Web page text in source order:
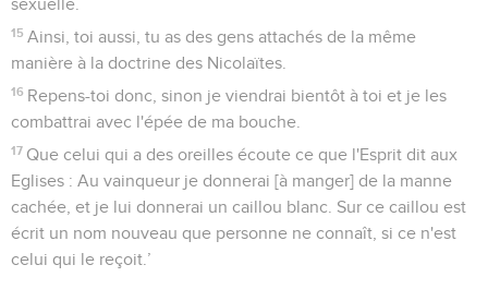
sexuelle.
15 Ainsi, toi aussi, tu as des gens attachés de la même
manière à la doctrine des Nicolaïtes.
16 Repens-toi donc, sinon je viendrai bientôt à toi et je les
combattrai avec l'épée de ma bouche.
17 Que celui qui a des oreilles écoute ce que l'Esprit dit aux
Eglises : Au vainqueur je donnerai [à manger] de la manne
cachée, et je lui donnerai un caillou blanc. Sur ce caillou est
écrit un nom nouveau que personne ne connaît, si ce n'est
celui qui le reçoit.’